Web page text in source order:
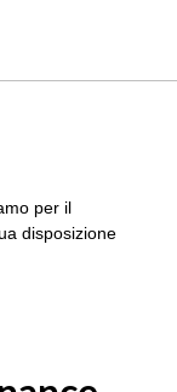
per il
disposizione